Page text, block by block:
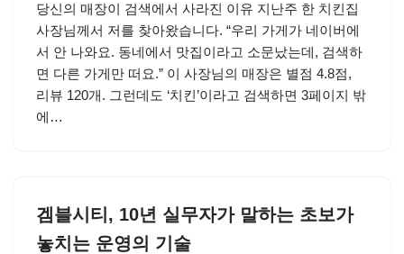
당신의 매장이 검색에서 사라진 이유 지난주 한 치킨집
사장님께서 저를 찾아왔습니다. “우리 가게가 네이버에
서 안 나와요. 동네에서 맛집이라고 소문났는데, 검색하
면 다른 가게만 떠요.” 이 사장님의 매장은 별점 4.8점,
리뷰 120개. 그런데도 ‘치킨’이라고 검색하면 3페이지 밖
에…
겜블시티, 10년 실무자가 말하는 초보가
놓치는 운영의 기술